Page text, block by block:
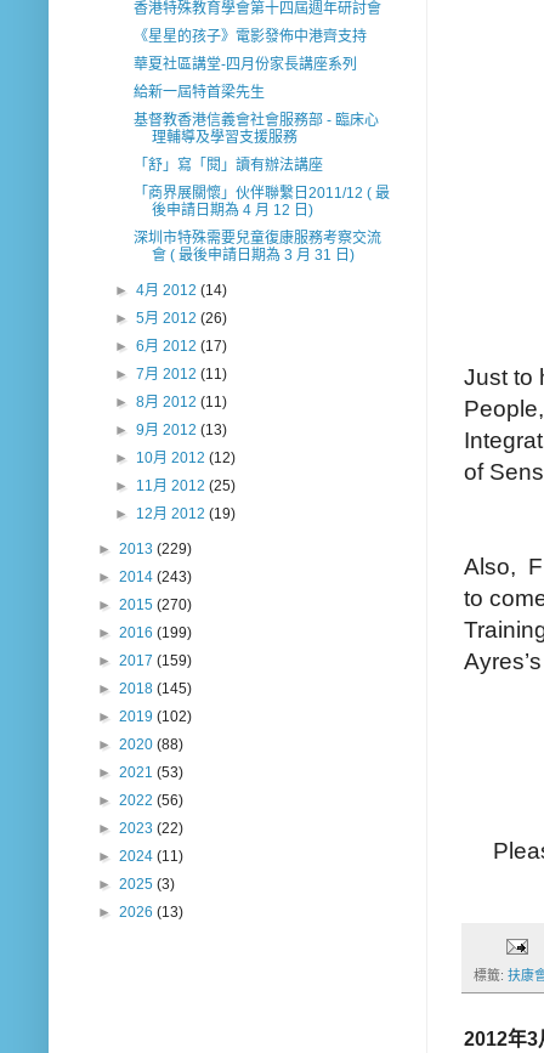
Just to
of
Also,
to
標籤: 扶康
2012年3
香港特殊教育學會第十四屆週年研討會
《星星的孩子》電影發佈中港齊支持
華夏社區講堂-四月份家長講座系列
給新一屆特首梁先生
基督教香港信義會社會服務部 - 臨床心
理輔導及學習支援服務
「舒」寫「閱」讀有辦法講座
「商界展關懷」伙伴聯繫日2011/12 ( 最
後申請日期為 4 月 12 日)
深圳市特殊需要兒童復康服務考察交流
會 ( 最後申請日期為 3 月 31 日)
►4月 2012(14)
►5月 2012(26)
►6月 2012(17)
►7月 2012(11)
►8月 2012(11)
►9月 2012(13)
► 10月 2012(12)
► 11月 2012(25)
► 12月 2012(19)
► 2013 (229)
► 2014 (243)
► 2015 (270)
► 2016 (199)
► 2017 (159)
► 2018 (145)
► 2019 (102)
► 2020 (88)
► 2021 (53)
► 2022 (56)
► 2023 (22)
► 2024 (11)
► 2025 (3)
► 2026 (13)